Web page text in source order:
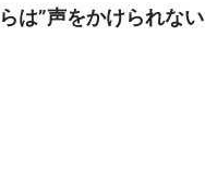
は”声をかけられない